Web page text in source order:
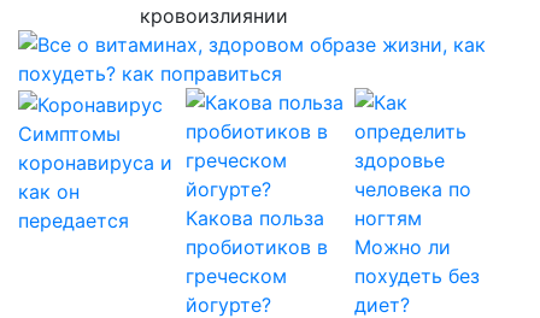
кровоизлиянии
Симптомы
коронавируса и
как он
передается
Какова польза
пробиотиков в
греческом
йогурте?
Можно ли
похудеть без
диет?